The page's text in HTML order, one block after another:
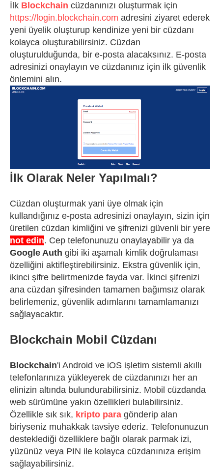
İlk Blockchain cüzdanınızı oluşturmak için
https://login.blockchain.com adresini ziyaret ederek
yeni üyelik oluşturup kendinize yeni bir cüzdanı
kolayca oluşturabilirsiniz. Cüzdan
oluşturulduğunda, bir e-posta alacaksınız. E-posta
adresinizi onaylayın ve cüzdanınız için ilk güvenlik
önlemini alın.
İlk Olarak Neler Yapılmalı?
Cüzdan oluşturmak yani üye olmak için
kullandığınız e-posta adresinizi onaylayın, sizin için
üretilen cüzdan kimliğini ve şifrenizi güvenli bir yere
not edin. Cep telefonunuzu onaylayabilir ya da
Google Auth gibi iki aşamalı kimlik doğrulaması
özelliğini aktifleştirebilirsiniz. Ekstra güvenlik için,
ikinci şifre belirtmenizde fayda var. İkinci şifrenizi
ana cüzdan şifresinden tamamen bağımsız olarak
belirlemeniz, güvenlik adımlarını tamamlamanızı
sağlayacaktır.
Blockchain Mobil Cüzdanı
Blockchain'i Android ve iOS işletim sistemli akıllı
telefonlarınıza yükleyerek de cüzdanınızı her an
elinizin altında bulundurabilirsiniz. Mobil cüzdanda
web sürümüne yakın özellikleri bulabilirsiniz.
Özellikle sık sık, kripto para gönderip alan
biriyseniz muhakkak tavsiye ederiz. Telefonunuzun
desteklediği özelliklere bağlı olarak parmak izi,
yüzünüz veya PIN ile kolayca cüzdanınıza erişim
sağlayabilirsiniz.